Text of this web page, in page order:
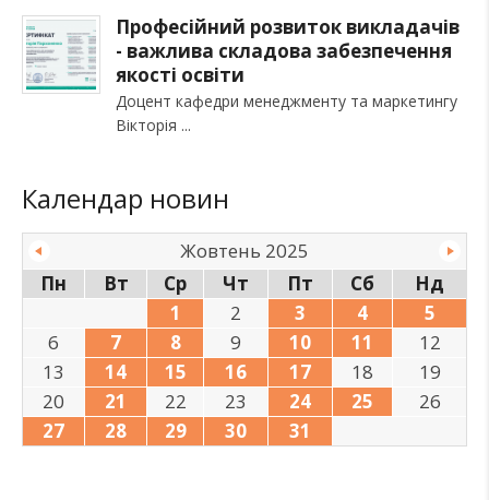
Професійний розвиток викладачів
- важлива складова забезпечення
якості освіти
Доцент кафедри менеджменту та маркетингу
Вікторія
Календар новин
Жовтень 2025
Пн
Вт Ср Чт Пт Сб
Нд
1
2 3 4
5
6
7 8 9 10 11
12
13
14 15 16 17 18
19
20
21 22 23 24 25
26
27
28 29 30 31